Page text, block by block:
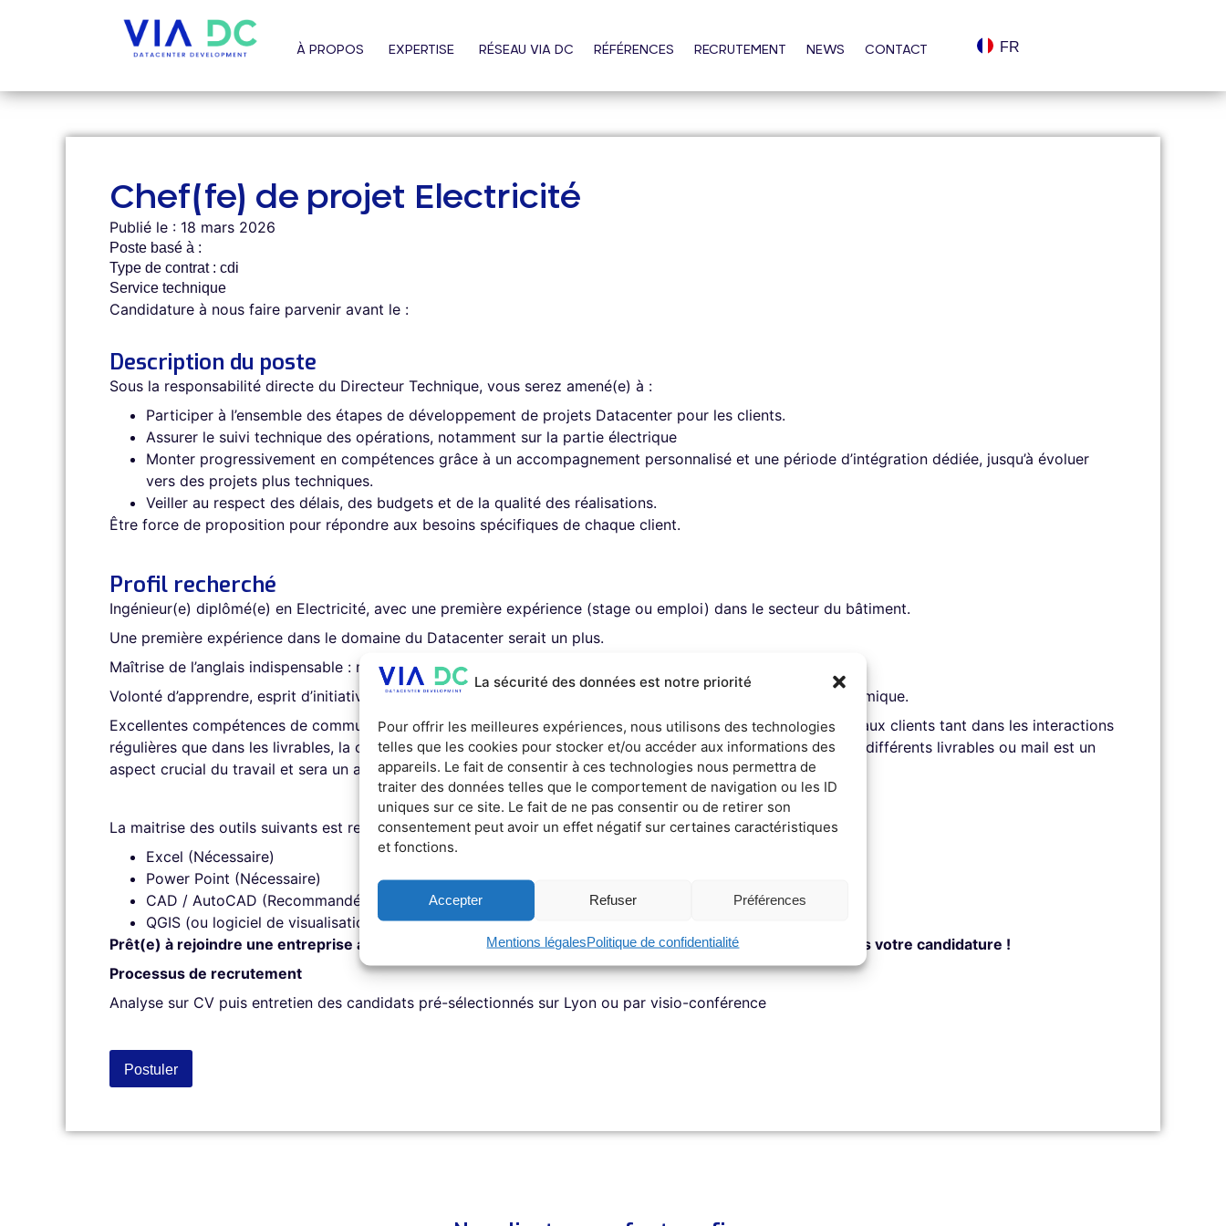
La sécurité des données est notre priorité
Pour offrir les meilleures expériences, nous utilisons des technologies
telles que les cookies pour stocker et/ou accéder aux informations des
appareils. Le fait de consentir à ces technologies nous permettra de
traiter des données telles que le comportement de navigation ou les ID
uniques sur ce site. Le fait de ne pas consentir ou de retirer son
consentement peut avoir un effet négatif sur certaines caractéristiques
et fonctions.
Accepter Refuser Préférences
Mentions légalesPolitique de confidentialité
À PROPOS EXPERTISE RÉSEAU VIA DC RÉFÉRENCES RECRUTEMENT NEWS CONTACT FR
Chef(fe) de projet Electricité
Publié le : 18 mars 2026
Poste basé à :
Type de contrat : cdi
Service technique
Candidature à nous faire parvenir avant le :
Description du poste
Sous la responsabilité directe du Directeur Technique, vous serez amené(e) à :
Participer à l’ensemble des étapes de développement de projets Datacenter pour les clients.
Assurer le suivi technique des opérations, notamment sur la partie électrique
Monter progressivement en compétences grâce à un accompagnement personnalisé et une période d’intégration dédiée, jusqu’à évoluer
vers des projets plus techniques.
Veiller au respect des délais, des budgets et de la qualité des réalisations.
Être force de proposition pour répondre aux besoins spécifiques de chaque client.
Profil recherché
Ingénieur(e) diplômé(e) en Electricité, avec une première expérience (stage ou emploi) dans le secteur du bâtiment.
Une première expérience dans le domaine du Datacenter serait un plus.
Maîtrise de l’anglais indispensable : nos clients sont majoritairement anglo-saxons.
Volonté d’apprendre, esprit d’initiative, rigueur et capacité à travailler en équipe dans un environnement dynamique.
Excellentes compétences de communication à l’oral comme à l’écrit. Les missions étant fortement exposées aux clients tant dans les interactions
régulières que dans les livrables, la communication orale et écrite ainsi que le soin et la rigueur apportés aux différents livrables ou mail est un
aspect crucial du travail et sera un aspect incontournable du poste
La maitrise des outils suivants est recommandée ou nécessaire et sera développée durant l’apprentissage :
Excel (Nécessaire)
Power Point (Nécessaire)
CAD / AutoCAD (Recommandé)
QGIS (ou logiciel de visualisation géographique) (Recommandé)
Prêt(e) à rejoindre une entreprise agile, en pleine croissance, qui investit dans ses talents ? Envoyez-nous votre candidature !
Processus de recrutement
Analyse sur CV puis entretien des candidats pré-sélectionnés sur Lyon ou par visio-conférence
Postuler